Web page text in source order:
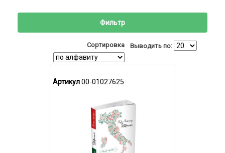
Фильтр
Сортировка Выводить по:
Артикул00-01027625